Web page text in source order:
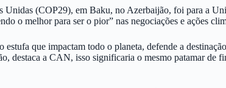
Unidas (COP29), em Baku, no Azerbaijão, foi para a
o melhor para ser o pior” nas negociações e ações
que impactam todo o planeta, defende a
destaca a CAN, isso significaria o mesmo patamar